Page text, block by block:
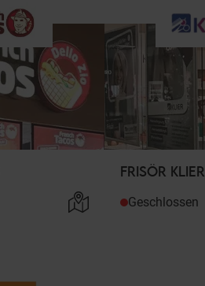
FRISÖR KLIER
Geschlossen